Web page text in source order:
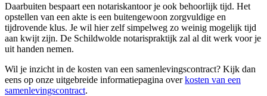
Daarbuiten bespaart een notariskantoor je ook behoorlijk tijd. Het
opstellen van een akte is een buitengewoon zorgvuldige en
tijdrovende klus. Je wil hier zelf simpelweg zo weinig mogelijk tijd
aan kwijt zijn. De Schildwolde notarispraktijk zal al dit werk voor je
uit handen nemen.
Wil je inzicht in de kosten van een samenlevingscontract? Kijk dan
eens op onze uitgebreide informatiepagina overkosten van een
samenlevingscontract.